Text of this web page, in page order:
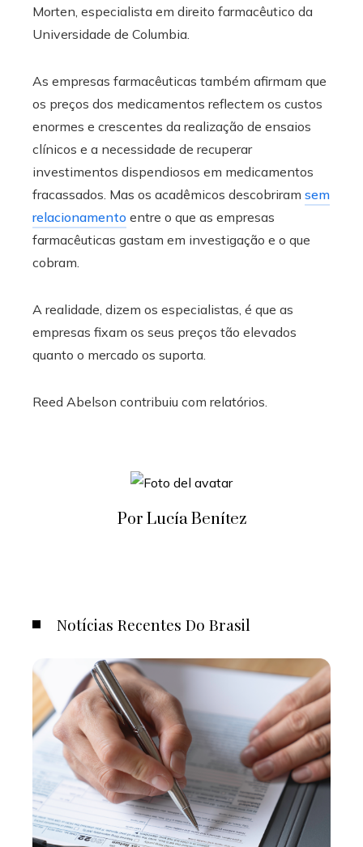
Morten, especialista em direito farmacêutico da
Universidade de Columbia.
As empresas farmacêuticas também afirmam que
os preços dos medicamentos reflectem os custos
enormes e crescentes da realização de ensaios
clínicos e a necessidade de recuperar
investimentos dispendiosos em medicamentos
fracassados. Mas os acadêmicos descobriram sem
relacionamento entre o que as empresas
farmacêuticas gastam em investigação e o que
cobram.
A realidade, dizem os especialistas, é que as
empresas fixam os seus preços tão elevados
quanto o mercado os suporta.
Reed Abelson contribuiu com relatórios.
Por Lucía Benítez
Notícias Recentes Do Brasil